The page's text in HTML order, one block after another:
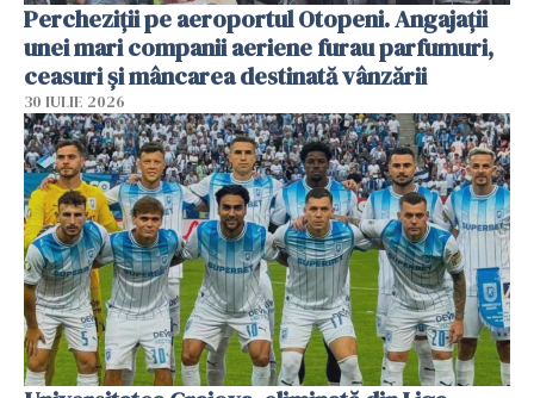
Percheziții pe aeroportul Otopeni. Angajații
unei mari companii aeriene furau parfumuri,
ceasuri și mâncarea destinată vânzării
30 IULIE 2026